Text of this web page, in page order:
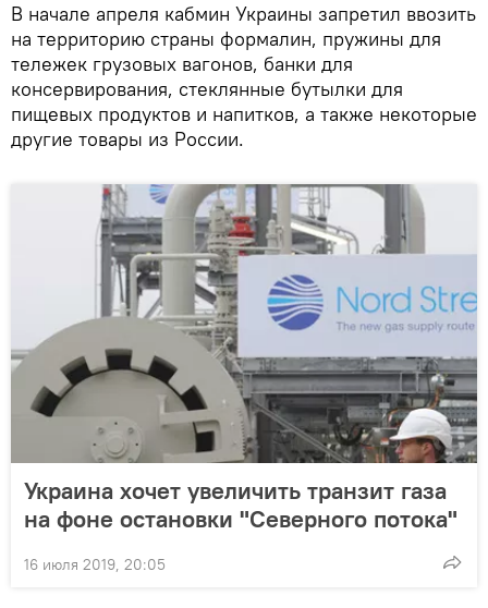
В начале апреля кабмин Украины запретил ввозить
на территорию страны формалин, пружины для
тележек грузовых вагонов, банки для
консервирования, стеклянные бутылки для
пищевых продуктов и напитков, а также некоторые
другие товары из России.
Украина хочет увеличить транзит газа
на фоне остановки "Северного потока"
16 июля 2019, 20:05